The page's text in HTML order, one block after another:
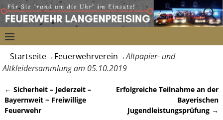
Startseite→Feuerwehrverein→Altpapier- und
Altkleidersammlung am 05.10.2019
Artikelnavigation
← Sicherheit – Jederzeit –
Bayernweit ~ Freiwillige
Feuerwehr
Erfolgreiche Teilnahme an der
Bayerischen
Jugendleistungsprüfung →